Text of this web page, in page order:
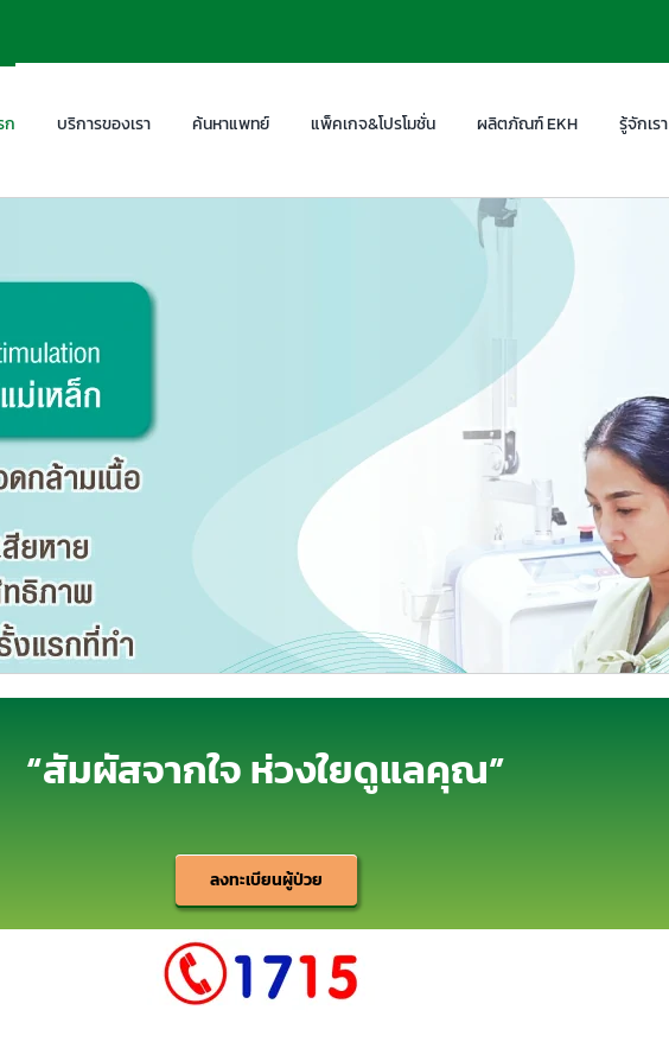
ก บริการของเรา ค้นหาแพทย์ แพ็คเกจ&โปรโมชั่น ผลิตภัณฑ์ EKH รู้จักเรา
“สัมผัสจากใจ ห่วงใยดูแลคุณ”
ลงทะเบียนผู้ป่วย